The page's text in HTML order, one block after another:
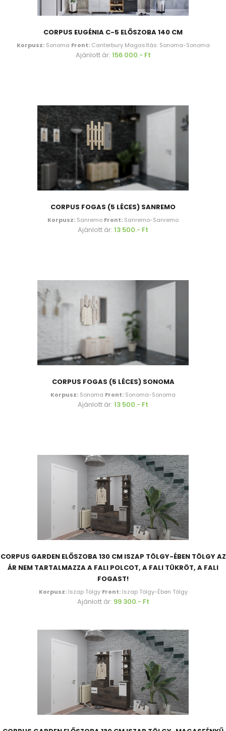
CORPUS EUGÉNIA C-5 ELŐSZOBA 140 CM
Korpusz:Sonoma Front:Canterbury Magasítás: Sonoma-Sonoma
Ajánlott ár: 156 000.- Ft
CORPUS FOGAS (5 LÉCES) SANREMO
Korpusz: Sanremo Front: Sanremo-Sanremo
Ajánlott ár: 13 500.- Ft
CORPUS FOGAS (5 LÉCES) SONOMA
Korpusz: Sonoma Front: Sonoma-Sonoma
Ajánlott ár: 13 500.- Ft
CORPUS GARDEN ELŐSZOBA 130 CM ISZAP TÖLGY-ÉBEN TÖLGY AZ
ÁR NEM TARTALMAZZA A FALI POLCOT, A FALI TÜKRÖT, A FALI
FOGAST!
Korpusz:Iszap Tölgy Front:Iszap Tölgy-Ében Tölgy
Ajánlott ár: 99 300.- Ft